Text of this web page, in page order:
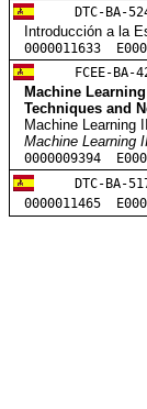
DTC-BA-
Introducción a la
0000011633
FCEE-BA-
Machine
Techniques and
Machine Learning
Machine Learning
0000009394
DTC-BA-
0000011465